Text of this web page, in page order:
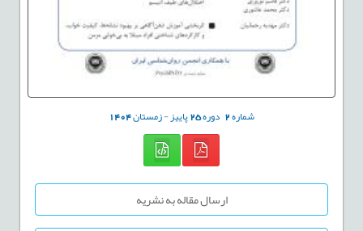
شماره2 دوره25پاییز - زمستان1404
ارسال مقاله به نشریه